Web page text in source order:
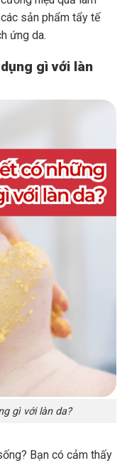
sản phẩm tẩy tế
ứng da.
gì với làn
gì với làn da?
Bạn có cảm thấy